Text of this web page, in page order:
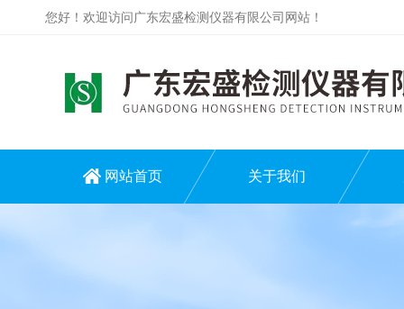
您好！欢迎访问广东宏盛检测仪器有限公司网站！
网站首页 关于我们